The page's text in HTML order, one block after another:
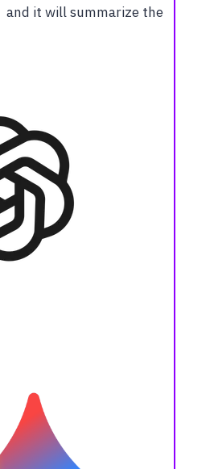
and it will summarize the